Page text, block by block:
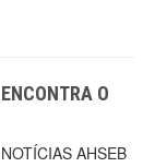
O
AHSEB